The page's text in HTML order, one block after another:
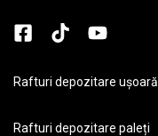
Rafturi depozitare ușoară
Rafturi depozitare paleți